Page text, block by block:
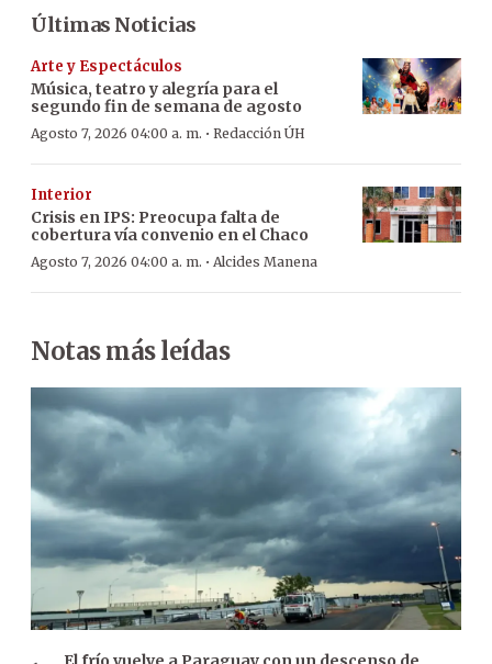
Últimas Noticias
Arte y Espectáculos
Música, teatro y alegría para el
segundo fin de semana de agosto
Agosto 7, 2026 04:00 a. m. · Redacción ÚH
Interior
Crisis en IPS: Preocupa falta de
cobertura vía convenio en el Chaco
Agosto 7, 2026 04:00 a. m. · Alcides Manena
Notas más leídas